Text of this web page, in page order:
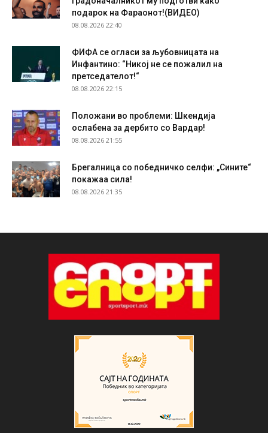
подарок на Фараонот!(ВИДЕО)
08.08.2026 22:40
ФИФА се огласи за љубовницата на
Инфантино: “Никој не се пожалил на
претседателот!“
08.08.2026 22:15
Положани во проблеми: Шкендија
ослабена за дербито со Вардар!
08.08.2026 21:55
Брегалница со победничко селфи: „Сините“
покажаа сила!
08.08.2026 21:35